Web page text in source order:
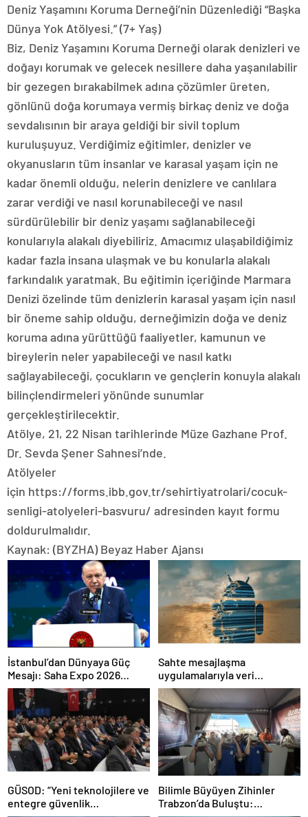
Deniz Yaşamını Koruma Derneği’nin Düzenlediği “Başka
Dünya Yok Atölyesi.” (7+ Yaş)
Biz, Deniz Yaşamını Koruma Derneği olarak denizleri ve
doğayı korumak ve gelecek nesillere daha yaşanılabilir
bir gezegen bırakabilmek adına çözümler üreten,
gönlünü doğa korumaya vermiş birkaç deniz ve doğa
sevdalısının bir araya geldiği bir sivil toplum
kuruluşuyuz. Verdiğimiz eğitimler, denizler ve
okyanusların tüm insanlar ve karasal yaşam için ne
kadar önemli olduğu, nelerin denizlere ve canlılara
zarar verdiği ve nasıl korunabileceği ve nasıl
sürdürülebilir bir deniz yaşamı sağlanabileceği
konularıyla alakalı diyebiliriz. Amacımız ulaşabildiğimiz
kadar fazla insana ulaşmak ve bu konularla alakalı
farkındalık yaratmak. Bu eğitimin içeriğinde Marmara
Denizi özelinde tüm denizlerin karasal yaşam için nasıl
bir öneme sahip olduğu, derneğimizin doğa ve deniz
koruma adına yürüttüğü faaliyetler, kamunun ve
bireylerin neler yapabileceği ve nasıl katkı
sağlayabileceği, çocukların ve gençlerin konuyla alakalı
bilinçlendirmeleri yönünde sunumlar
gerçekleştirilecektir.
Atölye, 21, 22 Nisan tarihlerinde Müze Gazhane Prof.
Dr. Sevda Şener Sahnesi’nde.
Atölyeler
için https://forms.ibb.gov.tr/sehirtiyatrolari/cocuk-
senligi-atolyeleri-basvuru/ adresinden kayıt formu
doldurulmalıdır.
Kaynak: (BYZHA) Beyaz Haber Ajansı
İstanbul’dan Dünyaya Güç
Mesajı: Saha Expo 2026
Rekorlarla Kapılarını Kapattı
Sahte mesajlaşma
uygulamalarıyla veri
sızdırıyorlar- Haber Şafak
GÜSOD: “Yeni teknolojilere ve
entegre güvenlik
Bilimle Büyüyen Zihinler
Trabzon’da Buluştu: